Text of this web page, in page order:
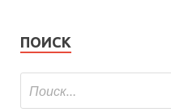
ПОИСК